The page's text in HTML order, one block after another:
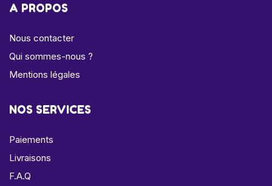
A PROPOS
Nous contacter
Qui sommes-nous ?
Mentions légales
NOS SERVICES
Paiements
Livraisons
F.A.Q